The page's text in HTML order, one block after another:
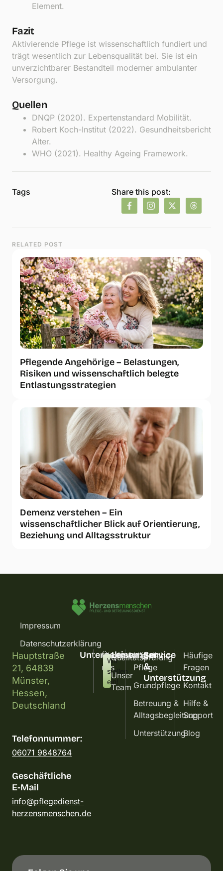
Element.
Fazit
Aktivierende Pflege ist wissenschaftlich fundiert und
trägt wesentlich zur Lebensqualität bei. Sie ist ein
unverzichtbarer Bestandteil moderner ambulanter
Versorgung.
Quellen
DNQP (2020). Expertenstandard Mobilität.
Robert Koch-Institut (2022). Gesundheitsbericht
Alter.
WHO (2021). Healthy Ageing Framework.
Tags Share this post:
RELATED POST
Pflegende Angehörige – Belastungen,
Risiken und wissenschaftlich belegte
Entlastungsstrategien
Demenz verstehen – Ein
wissenschaftlicher Blick auf Orientierung,
Beziehung und Alltagsstruktur
Impressum
Datenschutzerklärung
Hauptstraße
21, 64839
Münster,
Hessen,
Deutschland
Telefonnummer:
06071 9848764
Geschäftliche
E‑Mail
info@pflegedienst-
herzensmenschen.de
Unternehmen
Über
uns
Karriere
Wir
stellen
ein!
Qualitätsprüfung
Unser
Team
Leistungen
Häusliche
Pflege
Grundpflege
Betreuung &
Alltagsbegleitung
Unterstützung
Service
&
Unterstützung
Häufige
Fragen
Kontakt
Hilfe &
Support
Blog